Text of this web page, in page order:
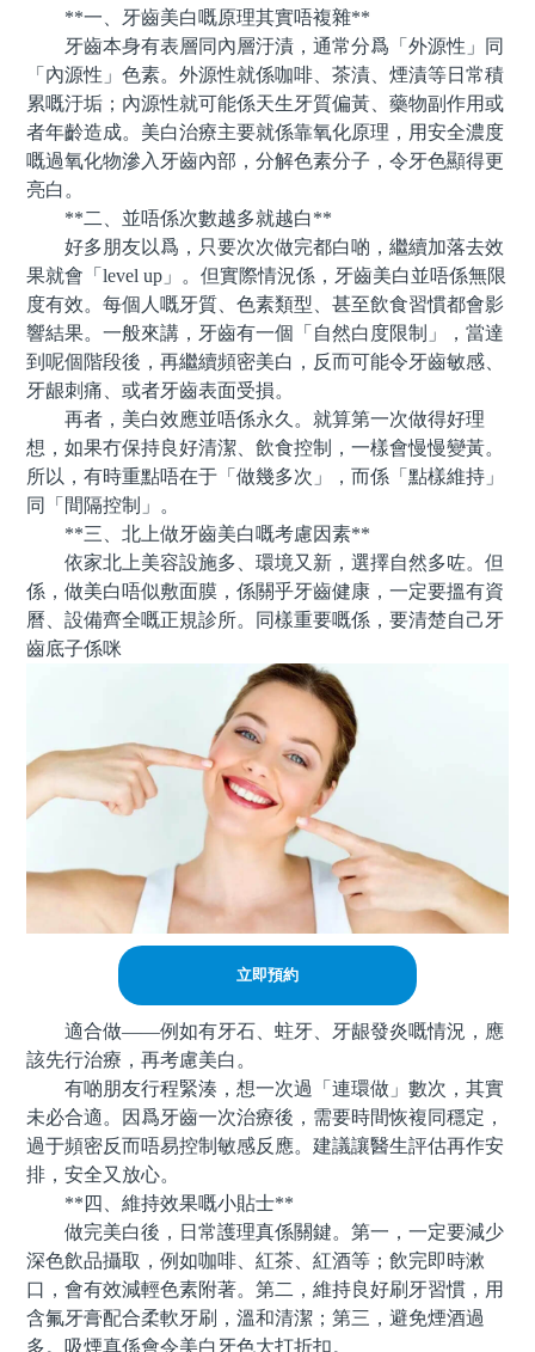
**一、牙齒美白嘅原理其實唔複雜**
牙齒本身有表層同內層汙漬，通常分爲「外源性」同
「內源性」色素。外源性就係咖啡、茶漬、煙漬等日常積
累嘅汙垢；內源性就可能係天生牙質偏黃、藥物副作用或
者年齡造成。美白治療主要就係靠氧化原理，用安全濃度
嘅過氧化物滲入牙齒內部，分解色素分子，令牙色顯得更
亮白。
**二、並唔係次數越多就越白**
好多朋友以爲，只要次次做完都白啲，繼續加落去效
果就會「level up」。但實際情況係，牙齒美白並唔係無限
度有效。每個人嘅牙質、色素類型、甚至飲食習慣都會影
響結果。一般來講，牙齒有一個「自然白度限制」，當達
到呢個階段後，再繼續頻密美白，反而可能令牙齒敏感、
牙龈刺痛、或者牙齒表面受損。
再者，美白效應並唔係永久。就算第一次做得好理
想，如果冇保持良好清潔、飲食控制，一樣會慢慢變黃。
所以，有時重點唔在于「做幾多次」，而係「點樣維持」
同「間隔控制」。
**三、北上做牙齒美白嘅考慮因素**
依家北上美容設施多、環境又新，選擇自然多咗。但
係，做美白唔似敷面膜，係關乎牙齒健康，一定要搵有資
曆、設備齊全嘅正規診所。同樣重要嘅係，要清楚自己牙
齒底子係咪
立即預約
適合做——例如有牙石、蛀牙、牙龈發炎嘅情況，應
該先行治療，再考慮美白。
有啲朋友行程緊湊，想一次過「連環做」數次，其實
未必合適。因爲牙齒一次治療後，需要時間恢複同穩定，
過于頻密反而唔易控制敏感反應。建議讓醫生評估再作安
排，安全又放心。
**四、維持效果嘅小貼士**
做完美白後，日常護理真係關鍵。第一，一定要減少
深色飲品攝取，例如咖啡、紅茶、紅酒等；飲完即時漱
口，會有效減輕色素附著。第二，維持良好刷牙習慣，用
含氟牙膏配合柔軟牙刷，溫和清潔；第三，避免煙酒過
多。吸煙真係會令美白牙色大打折扣。